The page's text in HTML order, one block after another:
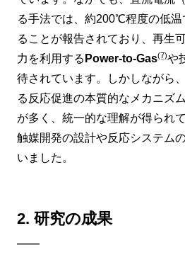
る手法では、約200℃程度の低温
ることが報告されており、再生
力を利用する Power-to-Gas(7)や
待されています。しかしながら
る反応促進の本質的なメカニズ
が多く、統一的な理解が得られ
触媒開発の設計や反応システム
いました。
2. 研究の成果